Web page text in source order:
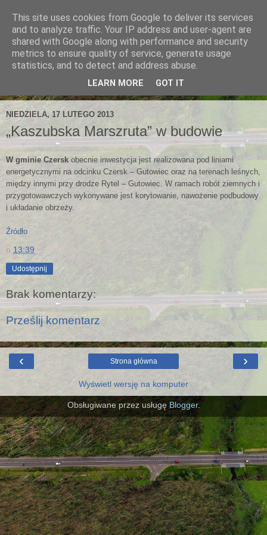
NIEDZIELA, 17 LUTEGO 2013
„Kaszubska Marszruta” w budowie
W gminie Czerskobecnie inwestycja jest realizowana pod liniami
energetycznymi na odcinku Czersk – Gutowiec oraz na terenach leśnych,
między innymi przy drodze Rytel – Gutowiec. W ramach robót ziemnych i
przygotowawczych wykonywane jest korytowanie, nawożenie podbudowy
i układanie obrzeży.
Źródło
o 13:39
Udostępnij
Brak komentarzy:
Prześlij komentarz
‹ ›
Strona główna
Wyświetl wersję na komputer
Obsługiwane przez usługęBlogger.
This site uses cookies from Google to deliver its services
and to analyze traffic. Your IP address and user-agent are
shared with Google along with performance and security
metrics to ensure quality of service, generate usage
statistics, and to detect and address abuse.
LEARN MORE GOT IT